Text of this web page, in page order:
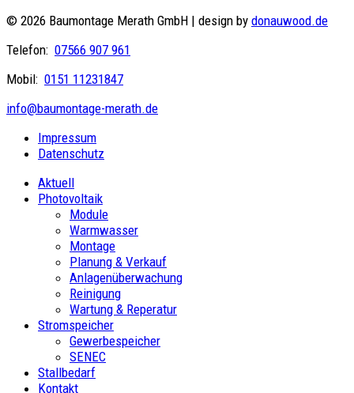
© 2026 Baumontage Merath GmbH | design by donauwood.de
Telefon: 07566 907 961
Mobil: 0151 11231847
info@baumontage-merath.de
Impressum
Datenschutz
Aktuell
Photovoltaik
Module
Warmwasser
Montage
Planung & Verkauf
Anlagenüberwachung
Reinigung
Wartung & Reperatur
Stromspeicher
Gewerbespeicher
SENEC
Stallbedarf
Kontakt